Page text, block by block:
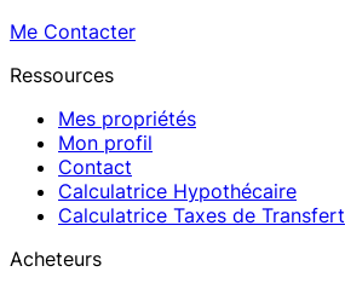
Me Contacter
Ressources
Mes propriétés
Mon profil
Contact
Calculatrice Hypothécaire
Calculatrice Taxes de Transfert
Acheteurs